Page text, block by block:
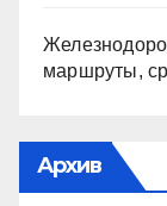
маршруты,
Архив